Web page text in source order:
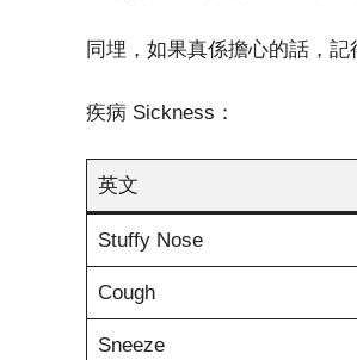
同埋，如果真係擔心的話，
疾病 Sickness：
英文
Stuffy Nose
Cough
Sneeze